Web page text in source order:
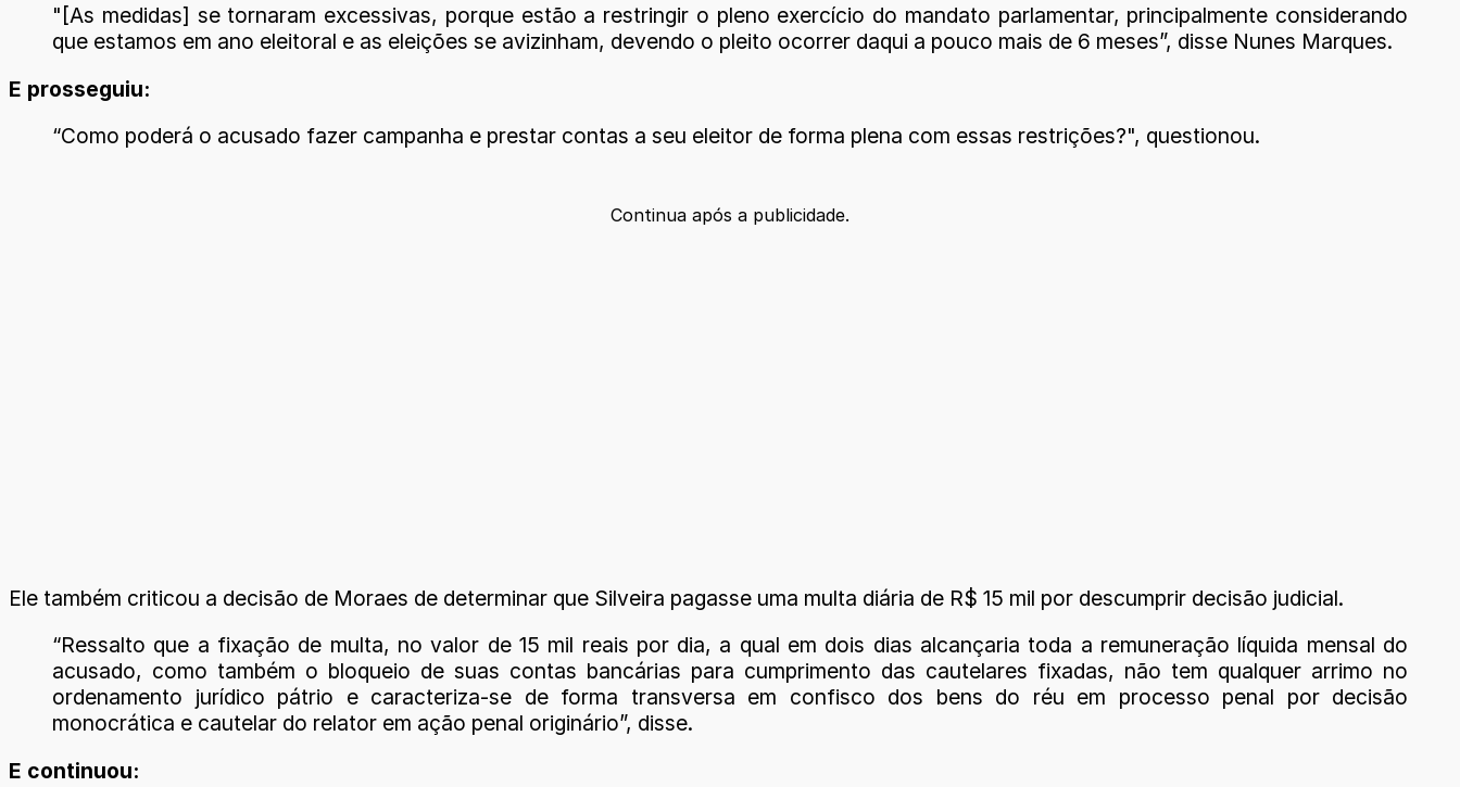
"[As medidas] se tornaram excessivas, porque estão a restringir o pleno exercício do mandato parlamentar, principalmente considerando
que estamos em ano eleitoral e as eleições se avizinham, devendo o pleito ocorrer daqui a pouco mais de 6 meses”, disse Nunes Marques.
E prosseguiu:
“Como poderá o acusado fazer campanha e prestar contas a seu eleitor de forma plena com essas restrições?", questionou.
Continua após a publicidade.
Ele também criticou a decisão de Moraes de determinar que Silveira pagasse uma multa diária de R$ 15 mil por descumprir decisão judicial.
“Ressalto que a fixação de multa, no valor de 15 mil reais por dia, a qual em dois dias alcançaria toda a remuneração líquida mensal do
acusado, como também o bloqueio de suas contas bancárias para cumprimento das cautelares fixadas, não tem qualquer arrimo no
ordenamento jurídico pátrio e caracteriza-se de forma transversa em confisco dos bens do réu em processo penal por decisão
monocrática e cautelar do relator em ação penal originário”, disse.
E continuou: